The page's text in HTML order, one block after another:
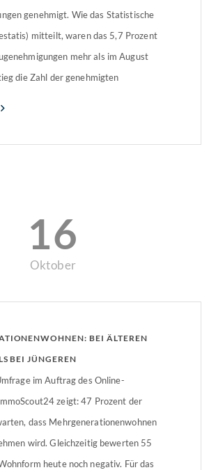
genehmigt. Wie das Statistische
mitteilt, waren das 5,7 Prozent
mehr als im August
die Zahl der genehmigten
16
Oktober
BEI ÄLTEREN
BEI JÜNGEREN
im Auftrag des Online-
zeigt: 47 Prozent der
dass Mehrgenerationenwohnen
wird. Gleichzeitig bewerten 55
heute noch negativ. Für das